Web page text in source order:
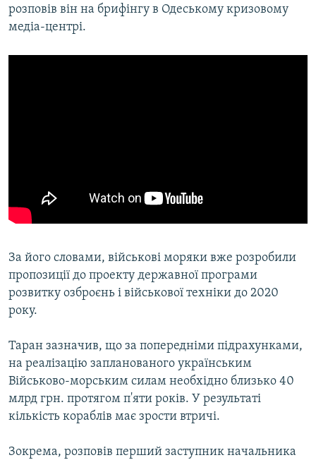
розповів він на брифінгу в Одеському кризовому
медіа-центрі.
За його словами, військові моряки вже розробили
пропозиції до проекту державної програми
розвитку озброєнь і військової техніки до 2020
року.
Таран зазначив, що за попередніми підрахунками,
на реалізацію запланованого українським
Військово-морським силам необхідно близько 40
млрд грн. протягом п'яти років. У результаті
кількість кораблів має зрости втричі.
Зокрема, розповів перший заступник начальника